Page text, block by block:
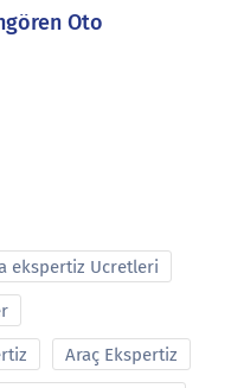
Oto
ekspertiz Ucretleri
Araç Ekspertiz